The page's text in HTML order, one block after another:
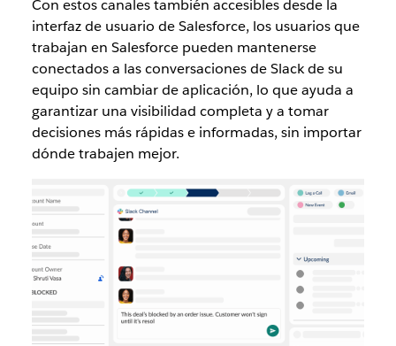
Con estos canales también accesibles desde la
interfaz de usuario de Salesforce, los usuarios que
trabajan en Salesforce pueden mantenerse
conectados a las conversaciones de Slack de su
equipo sin cambiar de aplicación, lo que ayuda a
garantizar una visibilidad completa y a tomar
decisiones más rápidas e informadas, sin importar
dónde trabajen mejor.